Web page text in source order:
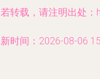
转载，请注明出处
时间：2026-08-06